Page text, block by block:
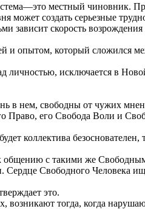
местный чиновник.
может создать серьезные
зависит скорость
и опытом, который сложился
личностью, исключается в
в нем, свободны от чужих
Право, его Свобода Воли и
коллектива
общению с такими же
Свободного Человека
это.
возникают тогда, когда